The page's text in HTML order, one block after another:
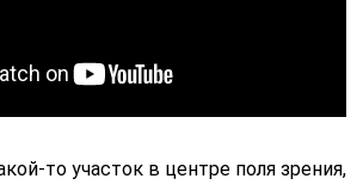
то участок в центре поля зрения,